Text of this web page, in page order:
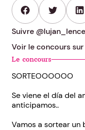
Suivre
Voir le concours sur
Le concours
SORTEOOOOOO
Se viene el día del
anticipamos..
Vamos a sortear un